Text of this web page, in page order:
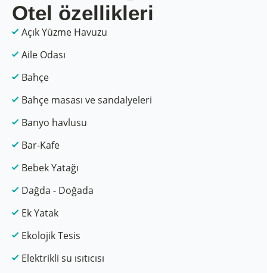
Otel özellikleri
Açık Yüzme Havuzu
Aile Odası
Bahçe
Bahçe masası ve sandalyeleri
Banyo havlusu
Bar-Kafe
Bebek Yatağı
Dağda - Doğada
Ek Yatak
Ekolojik Tesis
Elektrikli su ısıtıcısı